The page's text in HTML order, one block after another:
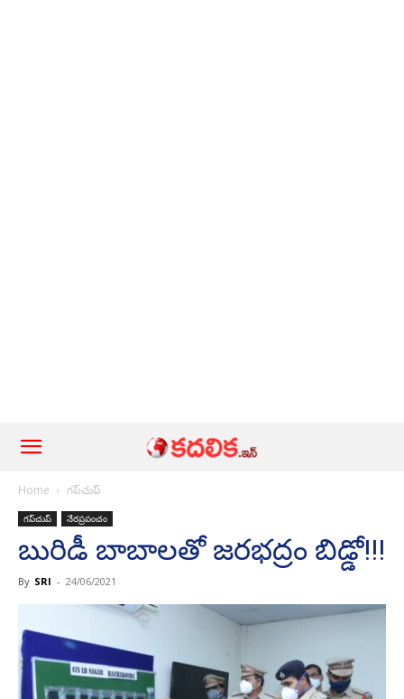
Home గ‌ప్‌చుప్
గ‌ప్‌చుప్ నేర‌ప్ర‌పంచం
బురిడీ బాబాలతో జ‌ర‌భ‌ద్రం బిడ్డో!!!
By SRI - 24/06/2021